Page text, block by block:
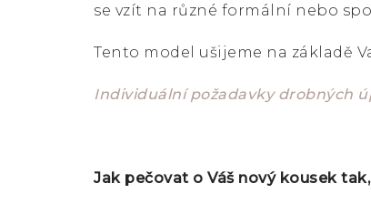
se vzít na různé formální nebo
Tento model ušijeme na základě
Individuální požadavky drobných
Jak pečovat o Váš nový kousek